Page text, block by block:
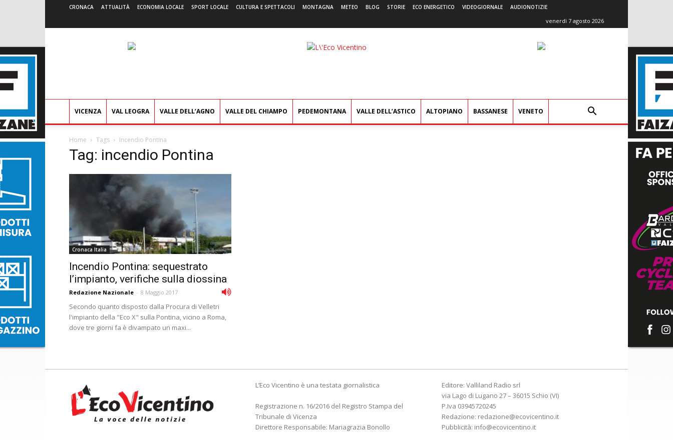
CRONACA ATTUALITÀ ECONOMIA LOCALE SPORT LOCALE CULTURA E SPETTACOLI MONTAGNA METEO BLOG STORIE ECO ENERGETICO VIDEOGIORNALE AUDIONOTIZIE
venerdì 7 agosto 2026
L'Eco
VICENZA VAL LEOGRA VALLE DELL’AGNO VALLE DEL CHIAMPO PEDEMONTANA VALLE DELL’ASTICO ALTOPIANO BASSANESE VENETO
Home Tags Incendio Pontina
Tag: incendio Pontina
Cronaca Italia
Incendio Pontina: sequestrato
lʼimpianto, verifiche sulla diossina
Redazione Nazionale - 8 Maggio 2017
Secondo quanto disposto dalla Procura di Velletri
l'impianto della "Eco X" sulla Pontina, vicino a Roma,
dove tre giorni fa è divampato un maxi...
L’Eco Vicentino è una testata giornalistica
Registrazione n. 16/2016 del Registro Stampa del
Tribunale di Vicenza
Direttore Responsabile: Mariagrazia Bonollo
Editore: Valliland Radio srl
via Lago di Lugano 27 – 36015 Schio (VI)
P.Iva 03945720245
Redazione: redazione@ecovicentino.it
Pubblicità: info@ecovicentino.it